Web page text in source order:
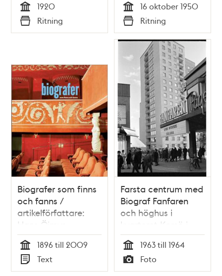
Tid
1920
Typ
Ritning Tid
16 oktober 1950
Typ
Ritning
Biografer som finns
och fanns /
artikelförfattare:
Hans Öjmyr
Tid
1896 till 2009
Typ
Text
Farsta centrum med
Biograf Fanfaren
och höghus i
kvarteret Korsö i
bakgrunden.
Tid
1963 till 1964
Typ
Foto